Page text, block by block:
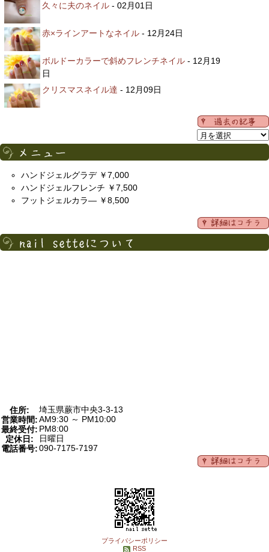
久々に夫のネイル - 02月01日
赤×ラインアートなネイル - 12月24日
ボルドーカラーで斜めフレンチネイル - 12月19
日
クリスマスネイル達 - 12月09日
ハンドジェルグラデ ￥7,000
ハンドジェルフレンチ ￥7,500
フットジェルカラ― ￥8,500
住所:
埼玉県蕨市中央3-3-13
営業時間:AM9:30 ～ PM10:00
最終受付: PM8:00
定休日:
日曜日
電話番号:090-7175-7197
プライバシーポリシー
RSS